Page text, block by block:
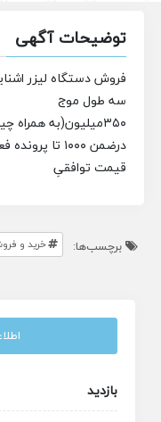
توضیحات آگهی
فروش دستگاه لیزر
سه طول موج
۳۵۰میلیون
(به همراه چیلر
درضمن ۱۰۰۰ تا پرونده فعال لیزر‌ هم موجود است
قیمت توافقیِ
برچسب‌ها: خرید و
بازدید